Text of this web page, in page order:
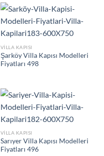
VILLA KAPISI
Şarköy Villa Kapısı Modelleri
Fiyatları 498
VILLA KAPISI
Sarıyer Villa Kapısı Modelleri
Fiyatları 496